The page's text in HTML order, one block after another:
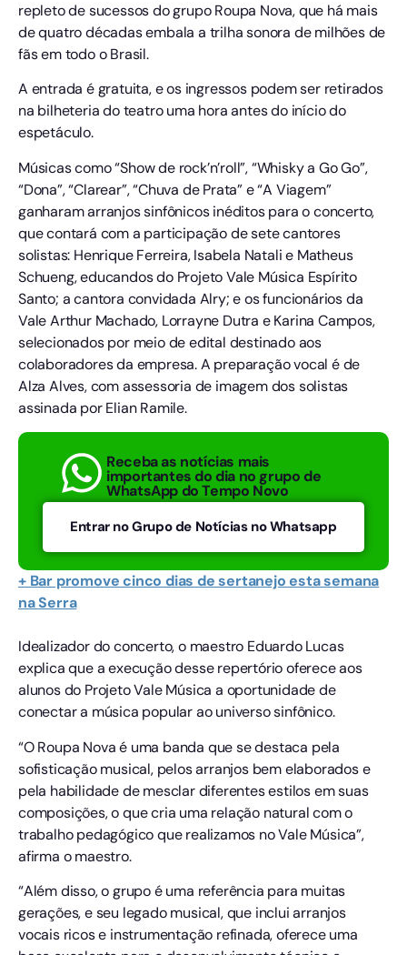
repleto de sucessos do grupo Roupa Nova, que há mais
de quatro décadas embala a trilha sonora de milhões de
fãs em todo o Brasil.
A entrada é gratuita, e os ingressos podem ser retirados
na bilheteria do teatro uma hora antes do início do
espetáculo.
Músicas como “Show de rock’n’roll”, “Whisky a Go Go”,
“Dona”, “Clarear”, “Chuva de Prata” e “A Viagem”
ganharam arranjos sinfônicos inéditos para o concerto,
que contará com a participação de sete cantores
solistas: Henrique Ferreira, Isabela Natali e Matheus
Schueng, educandos do Projeto Vale Música Espírito
Santo; a cantora convidada Alry; e os funcionários da
Vale Arthur Machado, Lorrayne Dutra e Karina Campos,
selecionados por meio de edital destinado aos
colaboradores da empresa. A preparação vocal é de
Alza Alves, com assessoria de imagem dos solistas
assinada por Elian Ramile.
Receba as notícias mais
importantes do dia no grupo de
WhatsApp do Tempo Novo
Entrar no Grupo de Notícias no Whatsapp
+ Bar promove cinco dias de sertanejo esta semana
na Serra
Idealizador do concerto, o maestro Eduardo Lucas
explica que a execução desse repertório oferece aos
alunos do Projeto Vale Música a oportunidade de
conectar a música popular ao universo sinfônico.
“O Roupa Nova é uma banda que se destaca pela
sofisticação musical, pelos arranjos bem elaborados e
pela habilidade de mesclar diferentes estilos em suas
composições, o que cria uma relação natural com o
trabalho pedagógico que realizamos no Vale Música”,
afirma o maestro.
“Além disso, o grupo é uma referência para muitas
gerações, e seu legado musical, que inclui arranjos
vocais ricos e instrumentação refinada, oferece uma